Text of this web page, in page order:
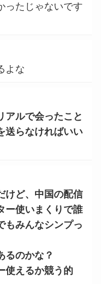
ったじゃないです
よな
アルで会ったこと
送らなければいい
けど、中国の配信
ー使いまくりで誰
もみんなシンプっ
るのかな？
使えるか競う的